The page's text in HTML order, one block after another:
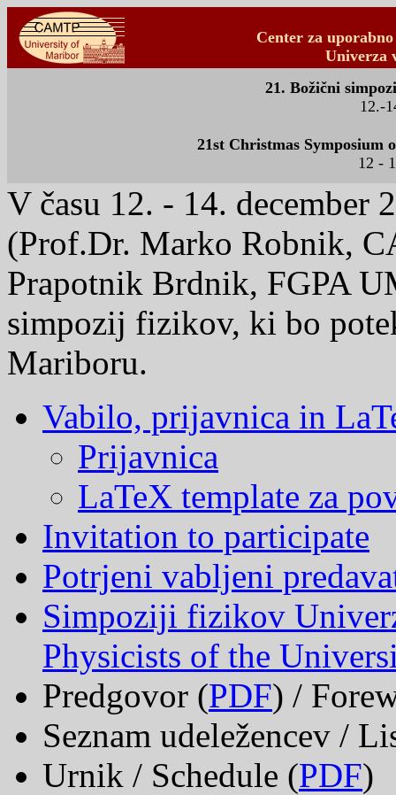
Center za
Univerza
21. Božični
12.-
21st Christmas Symposium
12 -
V času 12. - 14. december
(Prof.Dr. Marko Robnik,
Prapotnik Brdnik, FGPA
simpozij fizikov, ki bo
Mariboru.
Vabilo, prijavnica in
Prijavnica
LaTeX template za
Invitation to participate
Potrjeni vabljeni
Simpoziji fizikov
Physicists of the
Predgovor (PDF) /
Seznam udeležencev /
Urnik / Schedule (PDF)